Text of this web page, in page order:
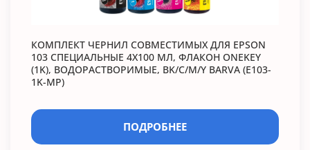
КОМПЛЕКТ ЧЕРНИЛ СОВМЕСТИМЫХ ДЛЯ EPSON
103 СПЕЦИАЛЬНЫЕ 4Х100 МЛ, ФЛАКОН ONEKEY
(1K), ВОДОРАСТВОРИМЫЕ, BK/C/M/Y BARVA (E103-
1K-MP)
ПОДРОБНЕЕ